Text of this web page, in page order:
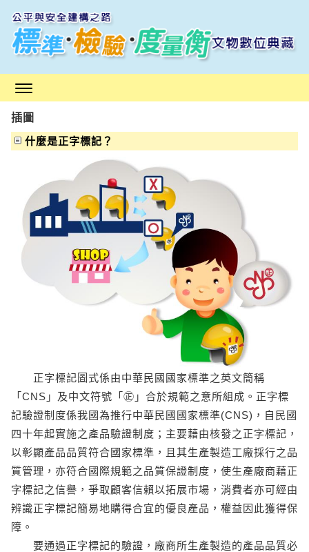
內
插圖
什麼是正字標記？
正字標記圖式係由中華民國國家標準之英文簡稱
「CNS」及中文符號「㊣」合於規範之意所組成。正字標
記驗證制度係我國為推行中華民國國家標準(CNS)，自民國
四十年起實施之產品驗證制度；主要藉由核發之正字標記，
以彰顯產品品質符合國家標準，且其生產製造工廠採行之品
質管理，亦符合國際規範之品質保證制度，使生產廠商藉正
字標記之信譽，爭取顧客信賴以拓展市場，消費者亦可經由
辨識正字標記簡易地購得合宜的優良產品，權益因此獲得保
障。
要通過正字標記的驗證，廠商所生產製造的產品品質必